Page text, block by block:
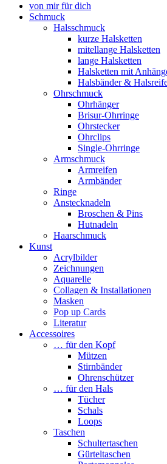
von mir für dich
Schmuck
Halsschmuck
kurze Halsketten
mitellange Halsketten
lange Halsketten
Halsketten mit
Halsbänder &
Ohrschmuck
Ohrhänger
Brisur-Ohrringe
Ohrstecker
Ohrclips
Single-Ohrringe
Armschmuck
Armreifen
Armbänder
Ringe
Anstecknadeln
Broschen & Pins
Hutnadeln
Haarschmuck
Kunst
Acrylbilder
Zeichnungen
Aquarelle
Collagen & Installationen
Masken
Pop up Cards
Literatur
Accessoires
… für den Kopf
Mützen
Stirnbänder
Ohrenschützer
… für den Hals
Tücher
Schals
Loops
Taschen
Schultertaschen
Gürteltaschen